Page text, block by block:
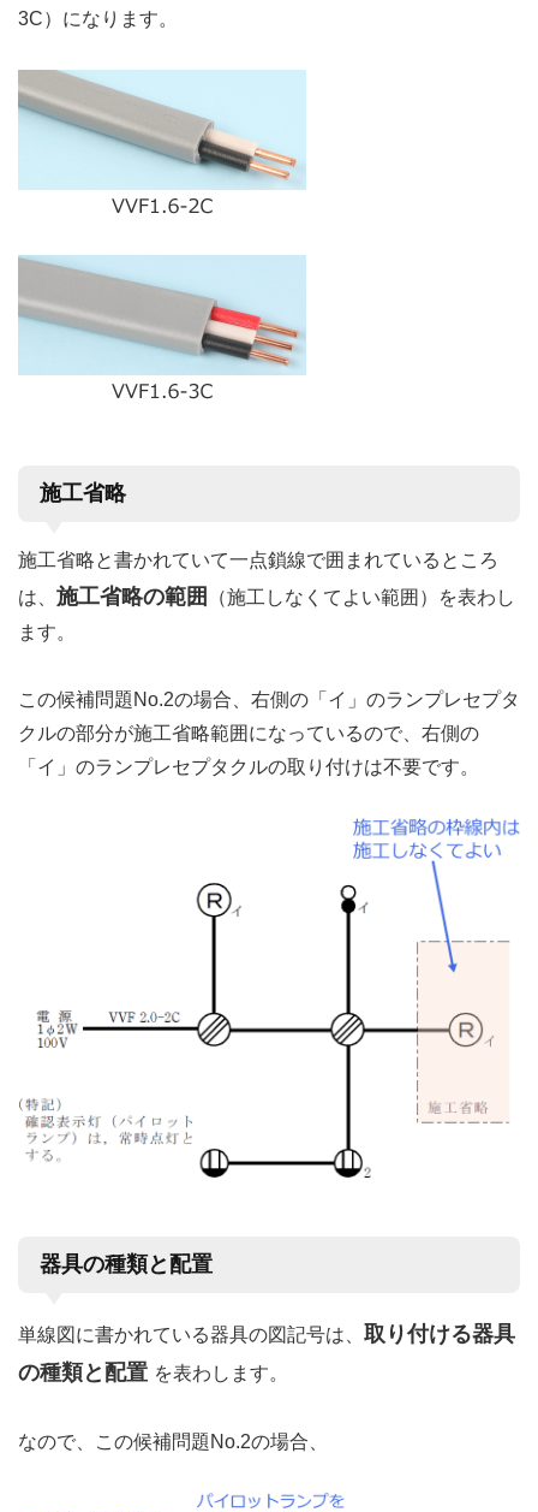
3C）になります。
施工省略
施工省略と書かれていて一点鎖線で囲まれているところ
は、 施工省略の範囲
（施工しなくてよい範囲）を表わし
ます。
この候補問題No.2の場合、右側の「イ」のランプレセプタ
クルの部分が施工省略範囲になっているので、右側の
「イ」のランプレセプタクルの取り付けは不要です。
器具の種類と配置
単線図に書かれている器具の図記号は、 取り付ける器具
の種類と配置 を表わします。
なので、この候補問題No.2の場合、